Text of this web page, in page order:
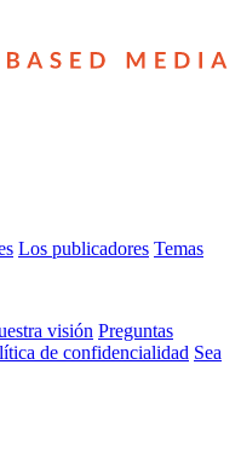
Los publicadores Temas
visión Preguntas
de confidencialidad Sea